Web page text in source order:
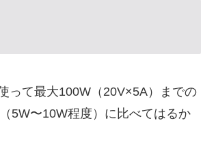
って最大100W（20V×5A）までの
5W〜10W程度）に比べてはるか